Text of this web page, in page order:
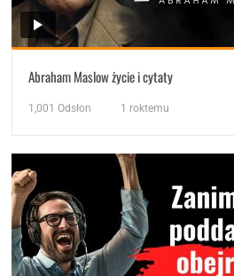
Abraham Maslow życie i cytaty
1,001 Odsłon 1 roktemu